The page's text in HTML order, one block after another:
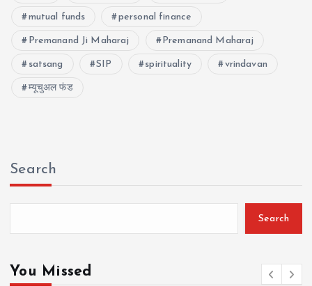
mutual funds personal finance
Premanand Ji Maharaj Premanand Maharaj
satsang SIP spirituality vrindavan
म्यूचुअल फंड
Search
Search
You Missed